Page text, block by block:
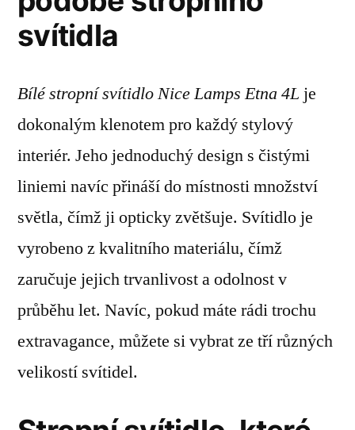
svítidla
Bílé stropní svítidlo Nice Lamps Etna 4L je
dokonalým klenotem pro každý stylový
interiér. Jeho jednoduchý design s čistými
liniemi navíc přináší do místnosti množství
světla, čímž ji opticky zvětšuje. Svítidlo je
vyrobeno z kvalitního materiálu, čímž
zaručuje jejich trvanlivost a odolnost v
průběhu let. Navíc, pokud máte rádi trochu
extravagance, můžete si vybrat ze tří různých
velikostí svítidel.